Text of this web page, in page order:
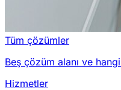
Tüm çözümler
Beş çözüm alanı ve
Hizmetler